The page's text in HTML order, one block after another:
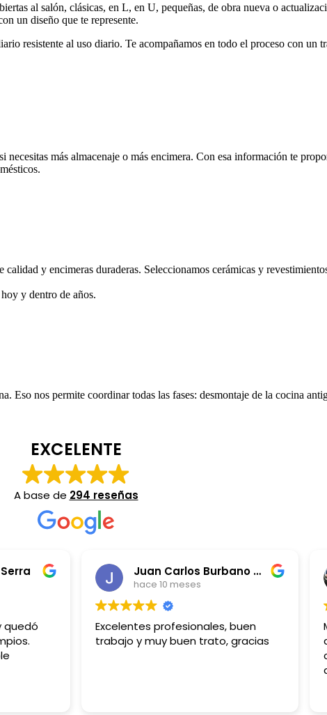
al salón, clásicas, en L, en U, pequeñas, de obra nueva o
un diseño que te represente.
resistente al uso diario. Te acompañamos en todo el proceso con un
más almacenaje o más encimera. Con esa información te
y encimeras duraderas. Seleccionamos cerámicas y
y dentro de años.
nos permite coordinar todas las fases: desmontaje de la cocina
EXCELENTE
A base de 294 reseñas
quedó
Juan Carlos Burbano Vela
hace 10 meses
Excelentes profesionales, buen
trabajo y muy buen trato, gracias